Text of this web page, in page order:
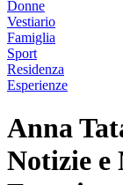
Donne
Vestiario
Famiglia
Sport
Residenza
Esperienze
Anna
Notizie e